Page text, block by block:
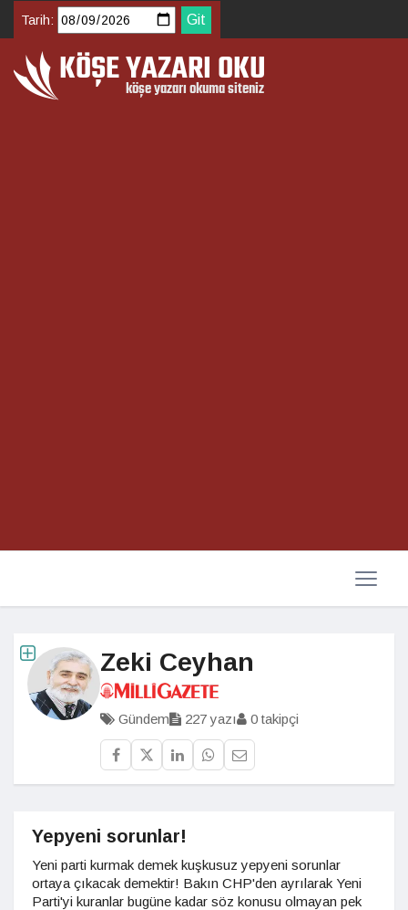
Tarih:
Zeki Ceyhan
Gündem 227 yazı 0 takipçi
Yepyeni sorunlar!
Yeni parti kurmak demek kuşkusuz yepyeni sorunlar
ortaya çıkacak demektir! Bakın CHP'den ayrılarak Yeni
Parti'yi kuranlar bugüne kadar söz konusu olmayan pek